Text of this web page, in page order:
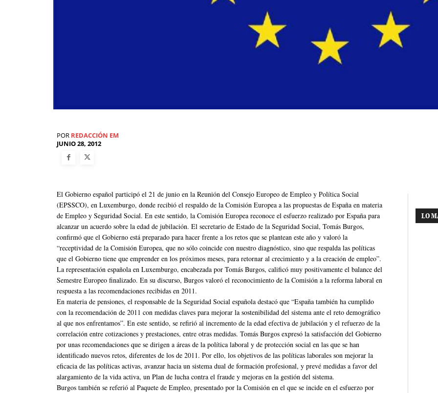
POR REDACCIÓN EM
JUNIO 28, 2012
El Gobierno español participó el 21 de junio en la Reunión del Consejo Europeo de Empleo y Política Social
(EPSSCO), en Luxemburgo, donde recibió el respaldo de la Comisión Europea a las propuestas de España en materia
de Empleo y Seguridad Social. En este sentido, la Comisión Europea reconoce el esfuerzo realizado por España para
alcanzar un acuerdo sobre la edad de jubilación. El secretario de Estado de la Seguridad Social, Tomás Burgos,
confirmó que el Gobierno está preparado para hacer frente a los retos que se plantean este año y valoró la
“receptividad de la Comisión Europea, que no sólo coincide con nuestro diagnóstico, sino que respalda las políticas
que el Gobierno tiene que emprender en los próximos meses, para retornar al crecimiento y a la creación de empleo”.
La representación española en Luxemburgo, encabezada por Tomás Burgos, calificó muy positivamente el balance del
Semestre Europeo finalizado. En su discurso, Burgos valoró el reconocimiento de la Comisión a la reforma laboral en
respuesta a las recomendaciones recibidas en 2011.
En materia de pensiones, el responsable de la Seguridad Social española destacó que “España también ha cumplido
con la recomendación de 2011 con medidas claves para mejorar la sostenibilidad del sistema ante el reto demográfico
al que nos enfrentamos”. En este sentido, se refirió al incremento de la edad efectiva de jubilación y el refuerzo de la
correlación entre cotizaciones y prestaciones, entre otras medidas. Tomás Burgos expresó la satisfacción del Gobierno
por unas recomendaciones que se dirigen a áreas de la política laboral y de protección social en las que se han
identificado nuevos retos, diferentes de los de 2011. Por ello, los objetivos de las políticas laborales son mejorar la
eficacia de las políticas activas, avanzar hacia un sistema dual de formación profesional, y prevé medidas a favor del
alargamiento de la vida activa, un Plan de lucha contra el fraude y mejoras en la gestión del sistema.
Burgos también se referió al Paquete de Empleo, presentado por la Comisión en el que se incide en el esfuerzo por
LO